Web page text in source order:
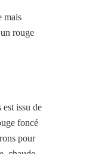
mais
rouge
issu de
foncé
pour